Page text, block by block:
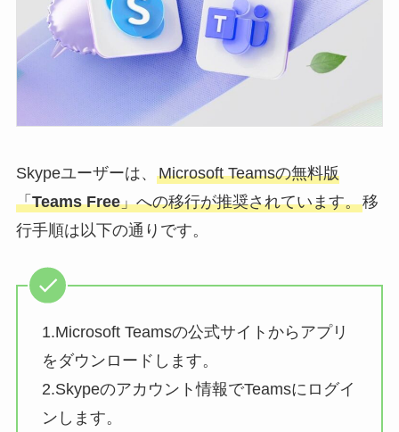
Skypeユーザーは、 Microsoft Teamsの無料版
「Teams Free」への移行が推奨されています。移
行手順は以下の通りです。
1.Microsoft Teamsの公式サイトからアプリ
をダウンロードします。
2.Skypeのアカウント情報でTeamsにログイ
ンします。